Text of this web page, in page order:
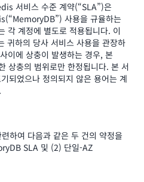
서비스 수준 계약(“SLA”)은
사용을 규율하는
각 계정에 별도로 적용됩니다. 이
귀하의 당사 서비스 사용을 관장하
이에 상충이 발생하는 경우, 본
상충의 범위로만 한정됩니다. 본 서
되었으나 정의되지 않은 용어는 계
하여 다음과 같은 두 건의 약정을
SLA 및 (2) 단일-AZ